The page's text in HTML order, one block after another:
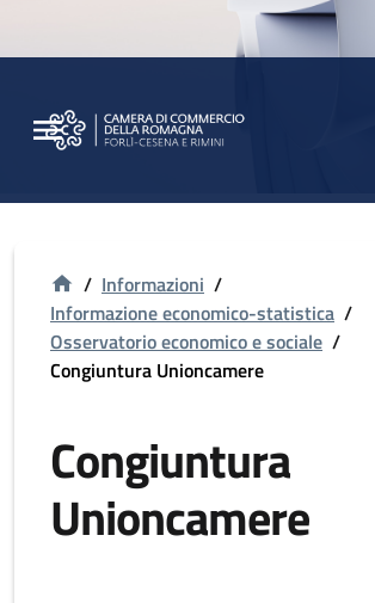
/ Informazioni /
Informazione economico-statistica /
Osservatorio economico e sociale /
Congiuntura Unioncamere
Congiuntura
Unioncamere